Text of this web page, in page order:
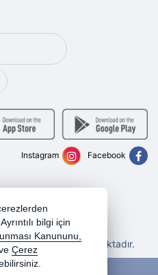
Tüm hakları saklıdır.
sertifikası ile korunmaktadır.
Facebook
Instagram
bilgi için
Kanununu,
Çerez